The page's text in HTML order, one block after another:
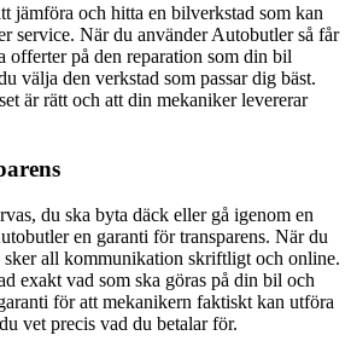
jämföra och hitta en bilverkstad som kan
service. När du använder Autobutler så får
offerter på den reparation som din bil
välja den verkstad som passar dig bäst.
är rätt och att din mekaniker levererar
du ska byta däck eller gå igenom en
en garanti för transparens. När du
all kommunikation skriftligt och online.
exakt vad som ska göras på din bil och
för att mekanikern faktiskt kan utföra
vet precis vad du betalar för.